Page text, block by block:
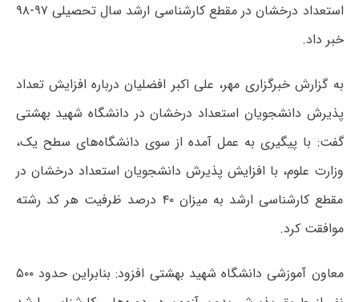
استعداد درخشان در مقطع کارشناسی ارشد سال تحصیلی ۹۷-۹۸
خبر داد.
به گزارش خبرگزاری مهر، علی اکبر افضلیان درباره افزایش تعداد
پذیرش دانشجویان استعداد درخشان در دانشگاه شهید بهشتی
گفت: با پیگیری به عمل آمده از سوی دانشگاه‌های سطح یک،
وزارت علوم، با افزایش پذیرش دانشجویان استعداد درخشان در
مقطع کارشناسی ارشد به میزان ۴۰ درصد ظرفیت هر کد رشته
موافقت کرد.
معاون آموزشی دانشگاه شهید بهشتی افزود: بنابراین حدود ۵۰۰